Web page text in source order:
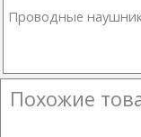
Проводные
Похожие